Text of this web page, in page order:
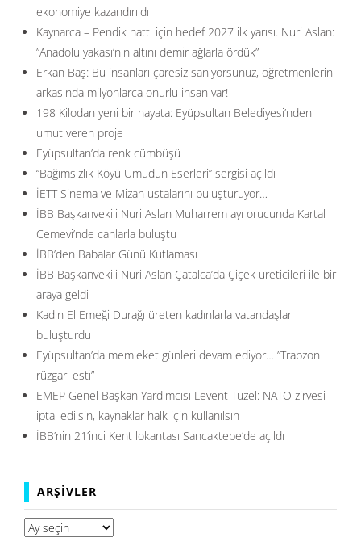
ekonomiye kazandırıldı
Kaynarca – Pendik hattı için hedef 2027 ilk yarısı. Nuri Aslan:
”Anadolu yakası’nın altını demir ağlarla ördük”
Erkan Baş: Bu insanları çaresiz sanıyorsunuz, öğretmenlerin
arkasında milyonlarca onurlu insan var!
198 Kilodan yeni bir hayata: Eyüpsultan Belediyesi’nden
umut veren proje
Eyüpsultan’da renk cümbüşü
“Bağımsızlık Köyü Umudun Eserleri” sergisi açıldı
İETT Sinema ve Mizah ustalarını buluşturuyor…
İBB Başkanvekili Nuri Aslan Muharrem ayı orucunda Kartal
Cemevi’nde canlarla buluştu
İBB’den Babalar Günü Kutlaması
İBB Başkanvekili Nuri Aslan Çatalca’da Çiçek üreticileri ile bir
araya geldi
Kadın El Emeği Durağı üreten kadınlarla vatandaşları
buluşturdu
Eyüpsultan’da memleket günleri devam ediyor… ”Trabzon
rüzgarı esti”
EMEP Genel Başkan Yardımcısı Levent Tüzel: NATO zirvesi
iptal edilsin, kaynaklar halk için kullanılsın
İBB’nin 21’inci Kent lokantası Sancaktepe’de açıldı
ARŞIVLER
Arşivler